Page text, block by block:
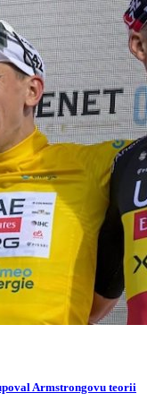
Armstrongovu teorii